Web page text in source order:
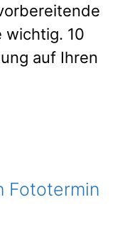
wichtig. 10
auf Ihren
Fototermin